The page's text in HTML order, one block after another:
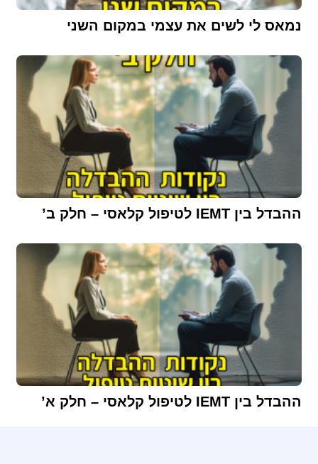
נמאס לי לשים את עצמי במקום השני
ההבדל בין IEMT לטיפול קלאסי – חלק ב’
ההבדל בין IEMT לטיפול קלאסי – חלק א’